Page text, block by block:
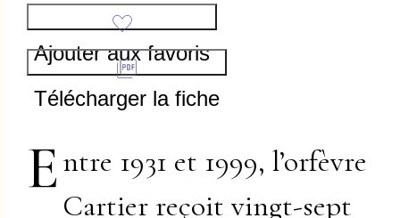
Ajouter aux favoris
Télécharger la fiche
Entre 1931 et 1999, l’orfèvre
Cartier reçoit vingt-sept